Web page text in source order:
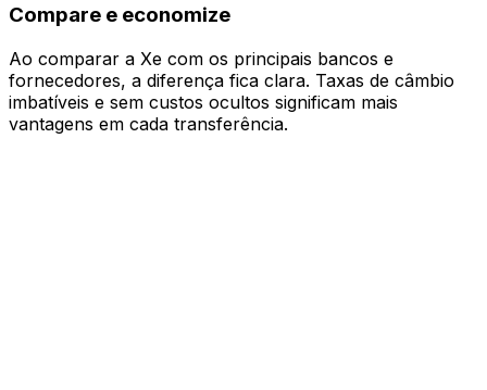
Compare e economize
Ao comparar a Xe com os principais bancos e
fornecedores, a diferença fica clara. Taxas de câmbio
imbatíveis e sem custos ocultos significam mais
vantagens em cada transferência.